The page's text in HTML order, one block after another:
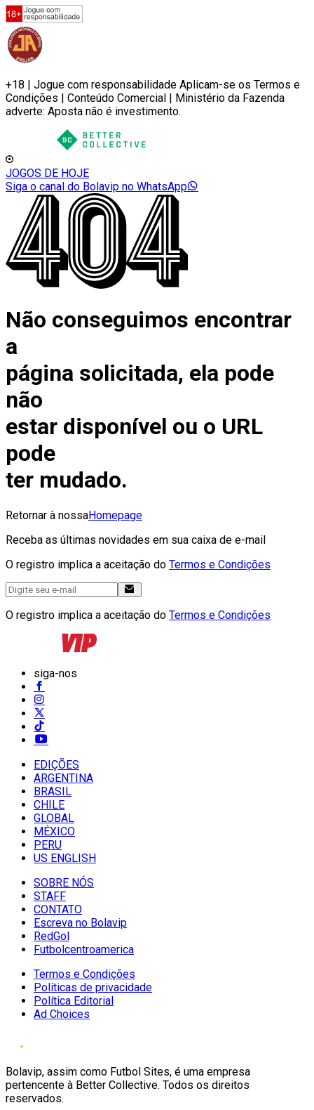
+18 | Jogue com responsabilidade Aplicam-se os Termos e
Condições | Conteúdo Comercial | Ministério da Fazenda
adverte: Aposta não é investimento.
JOGOS DE HOJE
Siga o canal do Bolavip no WhatsApp
Não conseguimos encontrar
a
página solicitada, ela pode
não
estar disponível ou o URL
pode
ter mudado.
Retornar à nossaHomepage
Receba as últimas novidades em sua caixa de e-mail
O registro implica a aceitação do Termos e Condições
O registro implica a aceitação do Termos e Condições
siga-nos
EDIÇÕES
ARGENTINA
BRASIL
CHILE
GLOBAL
MÉXICO
PERU
US ENGLISH
SOBRE NÓS
STAFF
CONTATO
Escreva no Bolavip
RedGol
Futbolcentroamerica
Termos e Condições
Políticas de privacidade
Política Editorial
Ad Choices
Bolavip, assim como Futbol Sites, é uma empresa
pertencente à Better Collective. Todos os direitos
reservados.